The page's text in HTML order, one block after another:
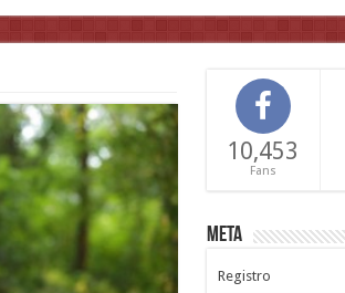
10,453
Fans
Meta
Registro